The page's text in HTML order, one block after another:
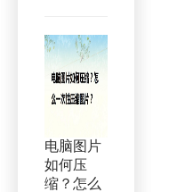
的使用需
求，所以如
果出现图片
太大而不能
上传的情
行图片的缩
小，那么如
何将图片压
缩到自己需
电脑图片
如何压
缩？怎么